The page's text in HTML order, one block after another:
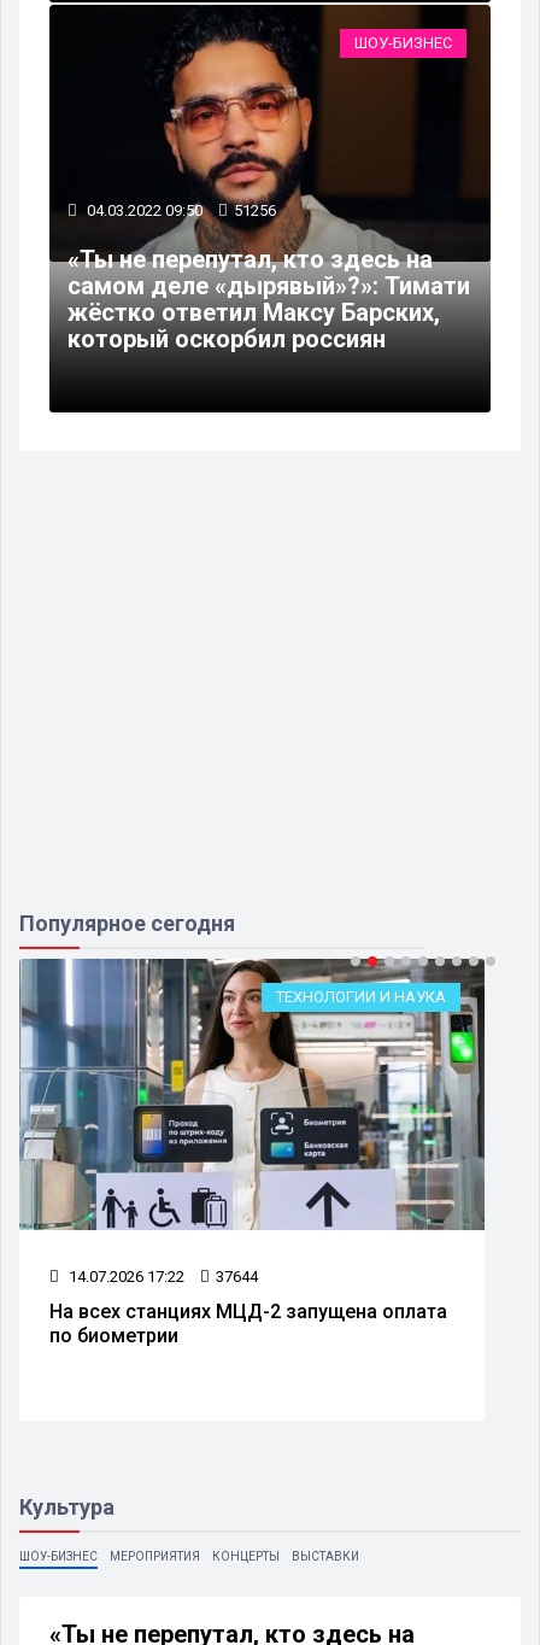
ШОУ-БИЗНЕС
04.03.2022 09:50 51256
«Ты не перепутал, кто здесь на
самом деле «дырявый»?»: Тимати
жёстко ответил Максу Барских,
который оскорбил россиян
Популярное сегодня
ТЕХНОЛОГИИ И НАУКА
14.07.2026 17:22 37644
На всех станциях МЦД-2 запущена оплата
по биометрии
Культура
ШОУ-БИЗНЕС МЕРОПРИЯТИЯ КОНЦЕРТЫ ВЫСТАВКИ
«Ты не перепутал, кто здесь на